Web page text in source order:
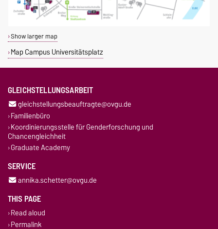
Show larger map
Map Campus Universitätsplatz
GLEICHSTELLUNGSARBEIT
gleichstellungsbeauftragte@ovgu.de
Familienbüro
Koordinierungsstelle für Genderforschung und
Chancengleichheit
Graduate Academy
SERVICE
annika.schetter@ovgu.de
THIS PAGE
Read aloud
Permalink